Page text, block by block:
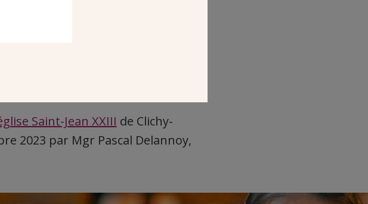
Saint-Jean XXIII de Clichy-
2023 par Mgr Pascal Delannoy,